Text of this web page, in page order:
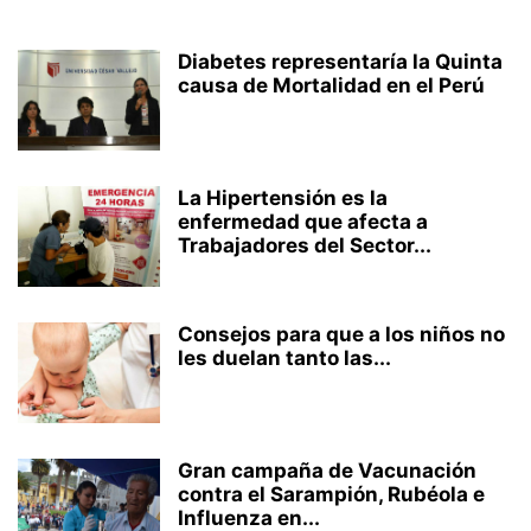
Diabetes representaría la Quinta
causa de Mortalidad en el Perú
La Hipertensión es la
enfermedad que afecta a
Trabajadores del Sector...
Consejos para que a los niños no
les duelan tanto las...
Gran campaña de Vacunación
contra el Sarampión, Rubéola e
Influenza en...